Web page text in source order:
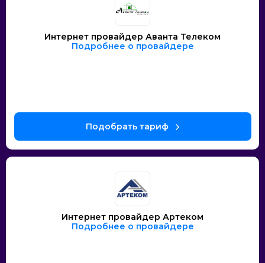
Интернет провайдер Аванта Телеком
Подробнее о провайдере
Интернет провайдер Артеком
Подробнее о провайдере